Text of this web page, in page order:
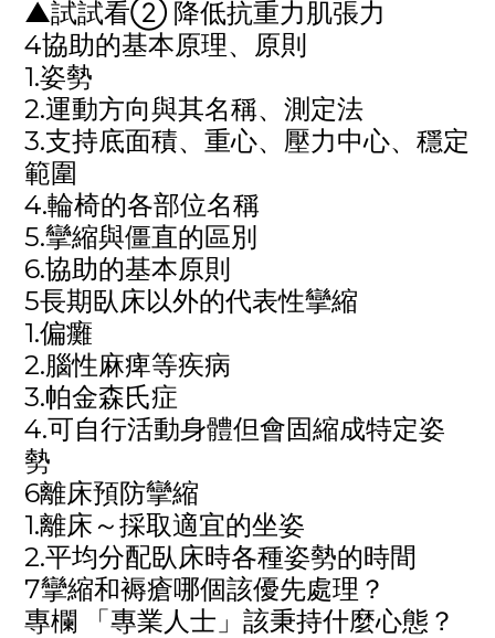
▲試試看② 降低抗重力肌張力
4協助的基本原理、原則
1.姿勢
2.運動方向與其名稱、測定法
3.支持底面積、重心、壓力中心、穩定
範圍
4.輪椅的各部位名稱
5.攣縮與僵直的區別
6.協助的基本原則
5長期臥床以外的代表性攣縮
1.偏癱
2.腦性麻痺等疾病
3.帕金森氏症
4.可自行活動身體但會固縮成特定姿
勢
6離床預防攣縮
1.離床～採取適宜的坐姿
2.平均分配臥床時各種姿勢的時間
7攣縮和褥瘡哪個該優先處理？
專欄 「專業人士」該秉持什麼心態？